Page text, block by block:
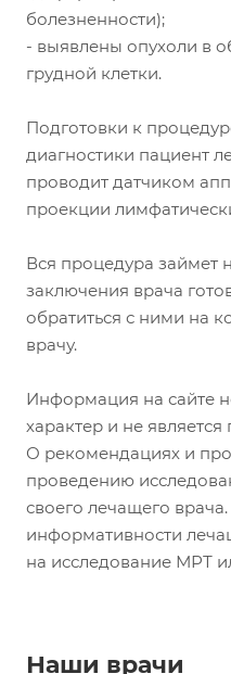
болезненности);
- выявлены опухоли в
грудной клетки.
Подготовки к
диагностики пациент
проводит датчиком
проекции
Вся процедура займет
заключения врача
обратиться с ними на
врачу.
Информация на сайте
характер и не
О рекомендациях и
проведению
своего лечащего
информативности
на исследование МРТ
Наши врачи